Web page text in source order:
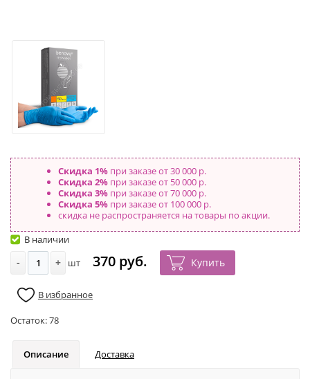
Скидка 1%при заказе от 30 000 р.
Скидка 2%при заказе от 50 000 р.
Скидка 3%при заказе от 70 000 р.
Скидка 5%при заказе от 100 000 р.
скидка не распространяется на товары по акции.
В наличии
- + шт 370 руб. Купить
В избранное
Остаток:78
Описание Доставка